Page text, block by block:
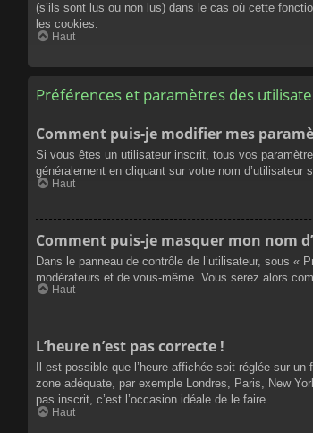
(s’ils sont lus ou non lus) dans le cas où cette
les cookies.
Haut
Préférences et paramètres des
Comment puis-je modifier mes
Si vous êtes un utilisateur inscrit, tous vos
généralement en cliquant sur votre nom
Haut
Comment puis-je masquer mon nom
Dans le panneau de contrôle de l’utilisateur, sous
modérateurs et de vous-même. Vous serez alors
Haut
L’heure n’est pas correcte !
Il est possible que l’heure affichée soit réglée sur
zone adéquate, par exemple Londres, Paris, New
pas inscrit, c’est l’occasion idéale de le faire.
Haut